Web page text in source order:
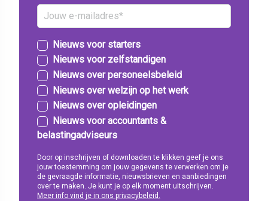
Nieuws voor starters
Nieuws voor zelfstandigen
Nieuws over personeelsbeleid
Nieuws over welzijn op het werk
Nieuws over opleidingen
Nieuws voor accountants &
belastingadviseurs
Door op inschrijven of downloaden te klikken geef je ons
jouw toestemming om jouw gegevens te verwerken om je
de gevraagde informatie, nieuwsbrieven en aanbiedingen
over te maken. Je kunt je op elk moment uitschrijven.
Meer info vind je in ons privacybeleid.